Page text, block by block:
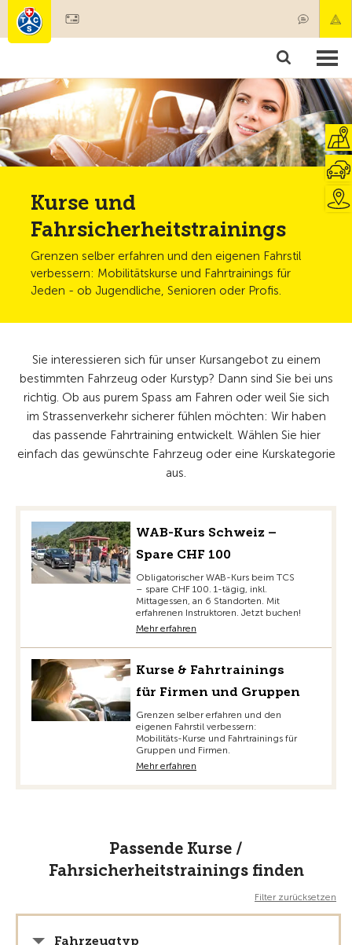
Mitgliedschaft & Leistungen
Test, Sicherheit & Gesundheit
Kurse und
Fahrsicherheitstrainings
Grenzen selber erfahren und den eigenen Fahrstil
verbessern: Mobilitätskurse und Fahrtrainings für
Jeden - ob Jugendliche, Senioren oder Profis.
Sie interessieren sich für unser Kursangebot zu einem
bestimmten Fahrzeug oder Kurstyp? Dann sind Sie bei uns
richtig. Ob aus purem Spass am Fahren oder weil Sie sich
im Strassenverkehr sicherer fühlen möchten: Wir haben
das passende Fahrtraining entwickelt. Wählen Sie hier
einfach das gewünschte Fahrzeug oder eine Kurskategorie
aus.
WAB-Kurs Schweiz –
Spare CHF 100
Obligatorischer WAB-Kurs beim TCS
– spare CHF 100. 1-tägig, inkl.
Mittagessen, an 6 Standorten. Mit
erfahrenen Instruktoren. Jetzt buchen!
Mehr erfahren
Kurse & Fahrtrainings
für Firmen und Gruppen
Grenzen selber erfahren und den
eigenen Fahrstil verbessern:
Mobilitäts-Kurse und Fahrtrainings für
Gruppen und Firmen.
Mehr erfahren
Passende Kurse /
Fahrsicherheitstrainings finden
Filter zurücksetzen
Fahrzeugtyp